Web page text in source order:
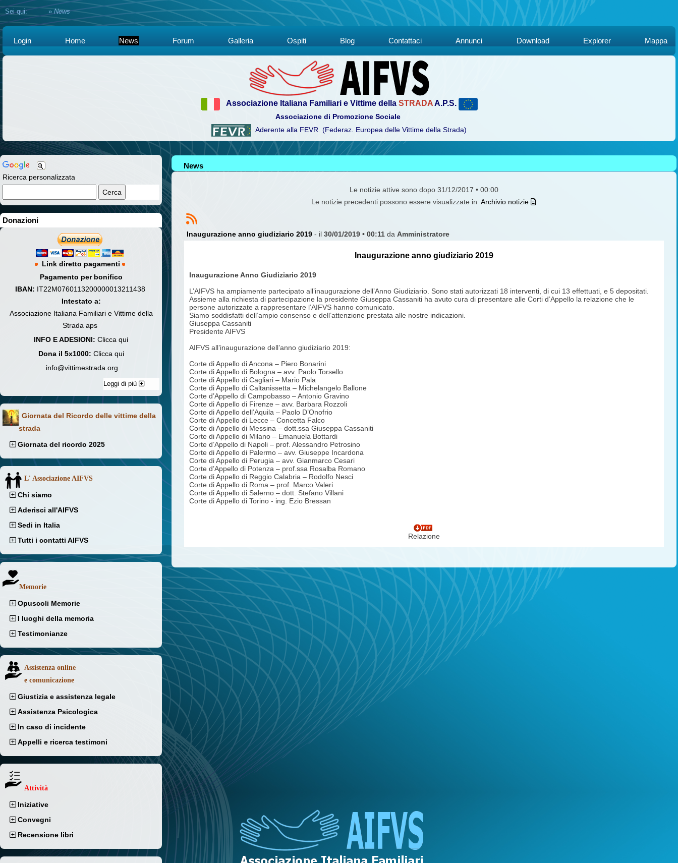
Sei qui:Home »News
Login Home News Forum Galleria Ospiti Blog Contattaci Annunci Download Explorer Mappa
Associazione Italiana Familiari e Vittime della STRADAA.P.S.
Associazione di Promozione Sociale
Aderente alla FEVR (Federaz. Europea delle Vittime della Strada)
Ricerca personalizzata
Donazioni
Link diretto pagamenti
Pagamento per bonifico
IBAN: IT22M0760113200000013211438
Intestato a:
Associazione Italiana Familiari e Vittime della
Strada aps
INFO E ADESIONI: Clicca qui
Dona il 5x1000: Clicca qui
info@vittimestrada.org
Leggi di più
Giornata del Ricordo delle vittime della
strada
Giornata del ricordo 2025
L' Associazione AIFVS
Chi siamo
Aderisci all'AIFVS
Sedi in Italia
Tutti i contatti AIFVS
Memorie
Opuscoli Memorie
I luoghi della memoria
Testimonianze
Assistenza online
e comunicazione
Giustizia e assistenza legale
Assistenza Psicologica
In caso di incidente
Appelli e ricerca testimoni
Attività
Iniziative
Convegni
Recensione libri
News
Le notizie attive sono dopo 31/12/2017 • 00:00
Le notizie precedenti possono essere visualizzate in Archivio notizie
Inaugurazione anno giudiziario 2019 - il 30/01/2019 • 00:11da Amministratore
Inaugurazione anno giudiziario 2019
Inaugurazione Anno Giudiziario 2019
L’AIFVS ha ampiamente partecipato all’inaugurazione dell’Anno Giudiziario. Sono stati autorizzati 18 interventi, di cui 13 effettuati, e 5 depositati.
Assieme alla richiesta di partecipazione la presidente Giuseppa Cassaniti ha avuto cura di presentare alle Corti d’Appello la relazione che le
persone autorizzate a rappresentare l’AIFVS hanno comunicato.
Siamo soddisfatti dell’ampio consenso e dell’attenzione prestata alle nostre indicazioni.
Giuseppa Cassaniti
Presidente AIFVS
AIFVS all’inaugurazione dell’anno giudiziario 2019:
Corte di Appello di Ancona – Piero Bonarini
Corte di Appello di Bologna – avv. Paolo Torsello
Corte di Appello di Cagliari – Mario Pala
Corte di Appello di Caltanissetta – Michelangelo Ballone
Corte d’Appello di Campobasso – Antonio Gravino
Corte di Appello di Firenze – avv. Barbara Rozzoli
Corte di Appello dell’Aquila – Paolo D’Onofrio
Corte di Appello di Lecce – Concetta Falco
Corte di Appello di Messina – dott.ssa Giuseppa Cassaniti
Corte di Appello di Milano – Emanuela Bottardi
Corte d’Appello di Napoli – prof. Alessandro Petrosino
Corte di Appello di Palermo – avv. Giuseppe Incardona
Corte di Appello di Perugia – avv. Gianmarco Cesari
Corte d’Appello di Potenza – prof.ssa Rosalba Romano
Corte di Appello di Reggio Calabria – Rodolfo Nesci
Corte di Appello di Roma – prof. Marco Valeri
Corte di Appello di Salerno – dott. Stefano Villani
Corte di Appello di Torino - ing. Ezio Bressan
Relazione